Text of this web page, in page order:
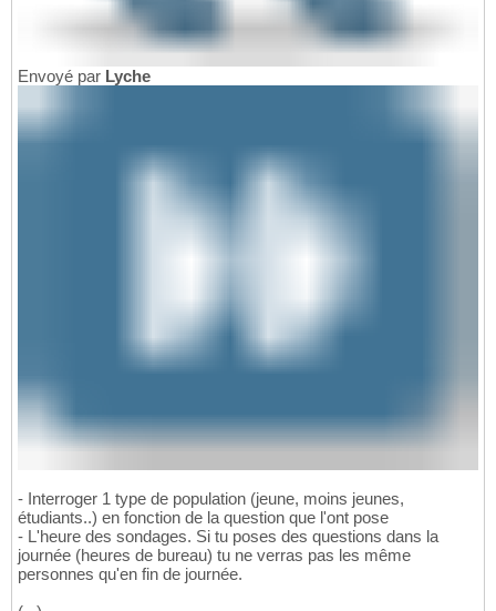
Envoyé par Lyche
- Interroger 1 type de population (jeune, moins jeunes,
étudiants..) en fonction de la question que l'ont pose
- L'heure des sondages. Si tu poses des questions dans la
journée (heures de bureau) tu ne verras pas les même
personnes qu'en fin de journée.